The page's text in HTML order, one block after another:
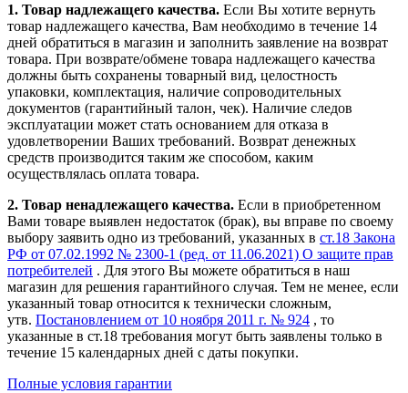
1. Товар надлежащего качества. Если Вы хотите вернуть
товар надлежащего качества, Вам необходимо в течение 14
дней обратиться в магазин и заполнить заявление на возврат
товара. При возврате/обмене товара надлежащего качества
должны быть сохранены товарный вид, целостность
упаковки, комплектация, наличие сопроводительных
документов (гарантийный талон, чек). Наличие следов
эксплуатации может стать основанием для отказа в
удовлетворении Ваших требований. Возврат денежных
средств производится таким же способом, каким
осуществлялась оплата товара.
2. Товар ненадлежащего качества. Если в приобретенном
Вами товаре выявлен недостаток (брак), вы вправе по своему
выбору заявить одно из требований, указанных в ст.18 Закона
РФ от 07.02.1992 № 2300-1 (ред. от 11.06.2021) О защите прав
потребителей . Для этого Вы можете обратиться в наш
магазин для решения гарантийного случая. Тем не менее, если
указанный товар относится к технически сложным,
утв. Постановлением от 10 ноября 2011 г. № 924 , то
указанные в ст.18 требования могут быть заявлены только в
течение 15 календарных дней с даты покупки.
Полные условия гарантии